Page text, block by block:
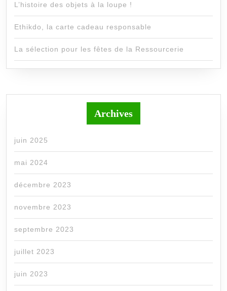
L’histoire des objets à la loupe !
Ethikdo, la carte cadeau responsable
La sélection pour les fêtes de la Ressourcerie
Archives
juin 2025
mai 2024
décembre 2023
novembre 2023
septembre 2023
juillet 2023
juin 2023